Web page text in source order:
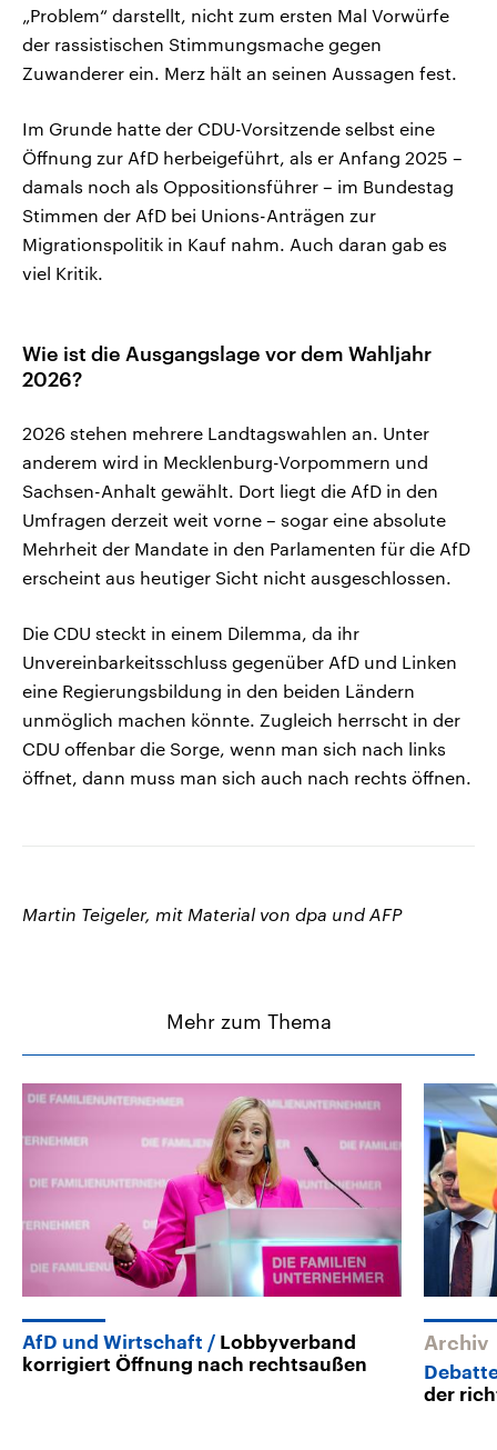
„Problem“ darstellt, nicht zum ersten Mal Vorwürfe
der rassistischen Stimmungsmache gegen
Zuwanderer ein. Merz hält an seinen Aussagen fest.
Im Grunde hatte der CDU-Vorsitzende selbst eine
Öffnung zur AfD herbeigeführt, als er Anfang 2025 –
damals noch als Oppositionsführer – im Bundestag
Stimmen der AfD bei Unions-Anträgen zur
Migrationspolitik in Kauf nahm. Auch daran gab es
viel Kritik.
Wie ist die Ausgangslage vor dem Wahljahr
2026?
2026 stehen mehrere Landtagswahlen an. Unter
anderem wird in Mecklenburg-Vorpommern und
Sachsen-Anhalt gewählt. Dort liegt die AfD in den
Umfragen derzeit weit vorne – sogar eine absolute
Mehrheit der Mandate in den Parlamenten für die AfD
erscheint aus heutiger Sicht nicht ausgeschlossen.
Die CDU steckt in einem Dilemma, da ihr
Unvereinbarkeitsschluss gegenüber AfD und Linken
eine Regierungsbildung in den beiden Ländern
unmöglich machen könnte. Zugleich herrscht in der
CDU offenbar die Sorge, wenn man sich nach links
öffnet, dann muss man sich auch nach rechts öffnen.
Martin Teigeler, mit Material von dpa und AFP
Mehr zum Thema
AfD und Wirtschaft
Lobbyverband
korrigiert Öffnung nach rechtsaußen
Archiv
der